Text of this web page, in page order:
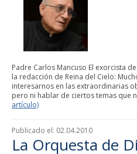
Padre Carlos Mancuso El exorcista
la redacción de Reina del Cielo:
interesarnos en las extraordinarias
pero ni hablar de ciertos temas que
artículo)
Publicado el: 02.04.2010
La Orquesta de